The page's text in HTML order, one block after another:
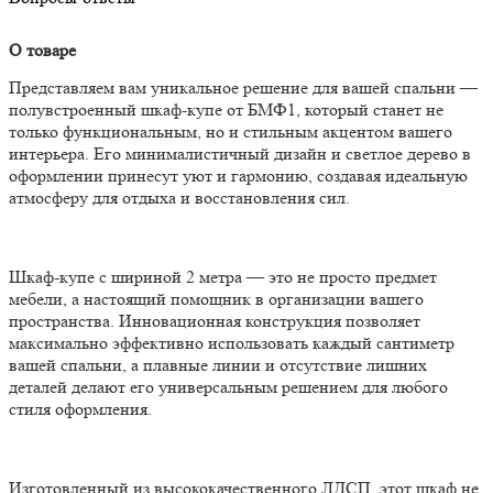
О товаре
Представляем вам уникальное решение для вашей спальни —
полувстроенный шкаф-купе от БМФ1, который станет не
только функциональным, но и стильным акцентом вашего
интерьера. Его минималистичный дизайн и светлое дерево в
оформлении принесут уют и гармонию, создавая идеальную
атмосферу для отдыха и восстановления сил.
Шкаф-купе с шириной 2 метра — это не просто предмет
мебели, а настоящий помощник в организации вашего
пространства. Инновационная конструкция позволяет
максимально эффективно использовать каждый сантиметр
вашей спальни, а плавные линии и отсутствие лишних
деталей делают его универсальным решением для любого
стиля оформления.
Изготовленный из высококачественного ЛДСП, этот шкаф не